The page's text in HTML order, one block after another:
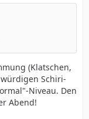
(Klatschen,
Schiri-
Niveau. Den
Abend!